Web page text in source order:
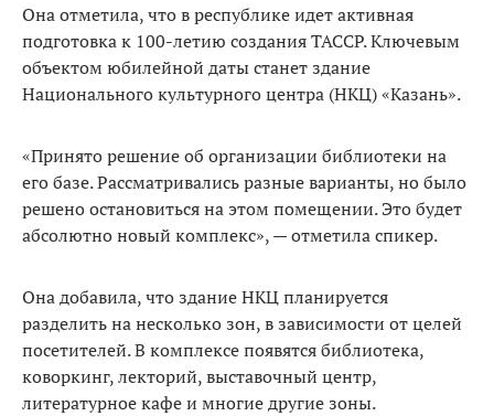
Она отметила, что в республике идет активная
подготовка к 100-летию создания ТАССР. Ключевым
объектом юбилейной даты станет здание
Национального культурного центра (НКЦ) «Казань».
«Принято решение об организации библиотеки на
его базе. Рассматривались разные варианты, но было
решено остановиться на этом помещении. Это будет
абсолютно новый комплекс», — отметила спикер.
Она добавила, что здание НКЦ планируется
разделить на несколько зон, в зависимости от целей
посетителей. В комплексе появятся библиотека,
коворкинг, лекторий, выставочный центр,
литературное кафе и многие другие зоны.